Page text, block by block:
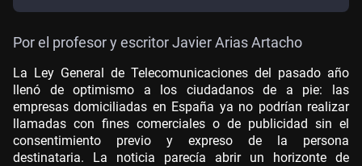
Por el profesor y escritor Javier Arias Artacho
La Ley General de Telecomunicaciones del pasado año
llenó de optimismo a los ciudadanos de a pie: las
empresas domiciliadas en España ya no podrían realizar
llamadas con fines comerciales o de publicidad sin el
consentimiento previo y expreso de la persona
destinataria. La noticia parecía abrir un horizonte de